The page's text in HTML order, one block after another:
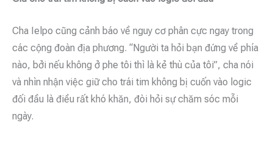
Cha Ielpo cũng cảnh báo về nguy cơ phân cực ngay trong
các cộng đoàn địa phương. “Người ta hỏi bạn đứng về phía
nào, bởi nếu không ở phe tôi thì là kẻ thù của tôi”, cha nói
và nhìn nhận việc giữ cho trái tim không bị cuốn vào logic
đối đầu là điều rất khó khăn, đòi hỏi sự chăm sóc mỗi
ngày.